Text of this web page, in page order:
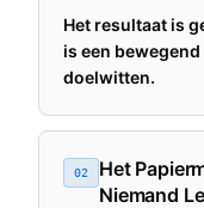
Het resultaat is
is een
doelwitten.
02
Het
Niemand